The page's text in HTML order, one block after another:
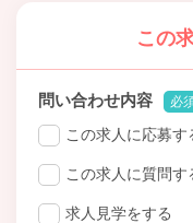
この
問い合わせ内容 必
この求人に応募す
この求人に質問す
求人見学をする